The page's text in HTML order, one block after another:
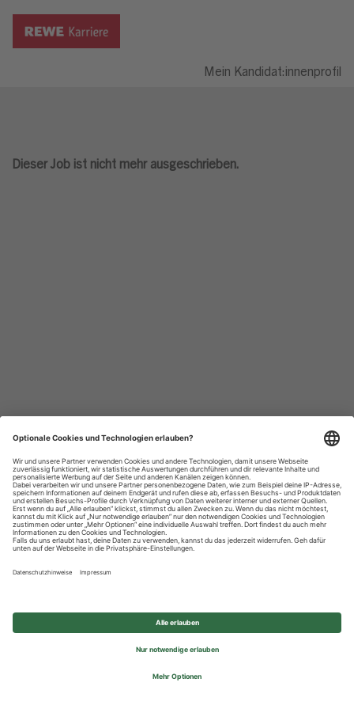
Mein Kandidat:innenprofil
Dieser Job ist nicht mehr ausgeschrieben.
Datenschutzhinweise
Impressum
Privatsphäre-Einstellungen
© 2026 REWE Group - All rights reserved